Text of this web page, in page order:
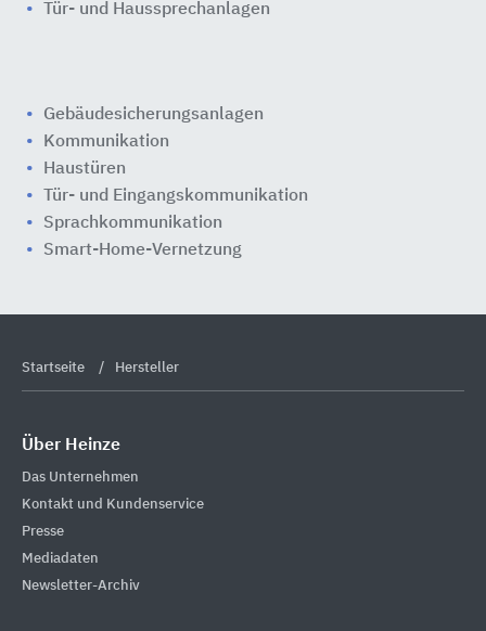
Tür- und Haussprechanlagen
Gebäudesicherungsanlagen
Kommunikation
Haustüren
Tür- und Eingangskommunikation
Sprachkommunikation
Smart-Home-Vernetzung
Startseite Hersteller
Über Heinze
Das Unternehmen
Kontakt und Kundenservice
Presse
Mediadaten
Newsletter-Archiv